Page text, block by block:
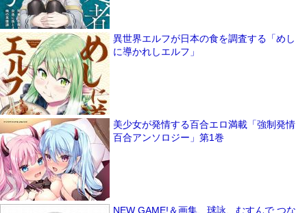
異世界エルフが日本の食を調査する「めし
に導かれしエルフ」
美少女が発情する百合エロ満載「強制発情
百合アンソロジー」第1巻
NEW GAME!＆画集、球詠、むすんで つな